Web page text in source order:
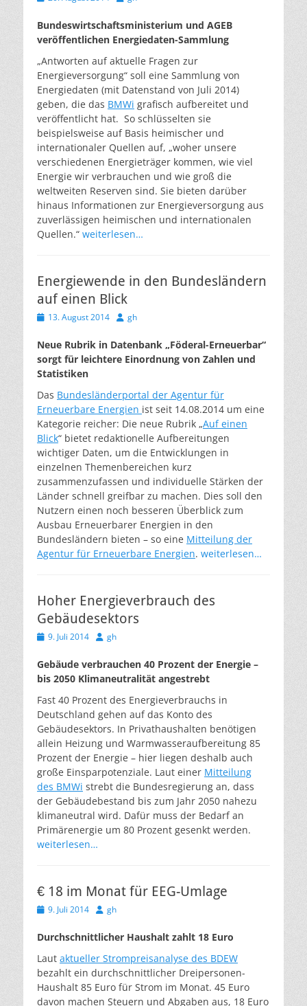
Bundeswirtschaftsministerium und AGEB
veröffentlichen Energiedaten-Sammlung
„Antworten auf aktuelle Fragen zur
Energieversorgung“ soll eine Sammlung von
Energiedaten (mit Datenstand von Juli 2014)
geben, die das BMWi grafisch aufbereitet und
veröffentlicht hat. So schlüsselten sie
beispielsweise auf Basis heimischer und
internationaler Quellen auf, „woher unsere
verschiedenen Energieträger kommen, wie viel
Energie wir verbrauchen und wie groß die
weltweiten Reserven sind. Sie bieten darüber
hinaus Informationen zur Energieversorgung aus
zuverlässigen heimischen und internationalen
Quellen.“ weiterlesen…
Energiewende in den Bundesländern
auf einen Blick
Veröffentlicht
13. August 2014 Autor
gh
Neue Rubrik in Datenbank „Föderal-Erneuerbar“
sorgt für leichtere Einordnung von Zahlen und
Statistiken
Das Bundesländerportal der Agentur für
Erneuerbare Energien ist seit 14.08.2014 um eine
Kategorie reicher: Die neue Rubrik „Auf einen
Blick“ bietet redaktionelle Aufbereitungen
wichtiger Daten, um die Entwicklungen in
einzelnen Themenbereichen kurz
zusammenzufassen und individuelle Stärken der
Länder schnell greifbar zu machen. Dies soll den
Nutzern einen noch besseren Überblick zum
Ausbau Erneuerbarer Energien in den
Bundesländern bieten – so eine Mitteilung der
Agentur für Erneuerbare Energien. weiterlesen…
Hoher Energieverbrauch des
Gebäudesektors
Veröffentlicht
9. Juli 2014 Autor
gh
Gebäude verbrauchen 40 Prozent der Energie –
bis 2050 Klimaneutralität angestrebt
Fast 40 Prozent des Energieverbrauchs in
Deutschland gehen auf das Konto des
Gebäudesektors. In Privathaushalten benötigen
allein Heizung und Warmwasseraufbereitung 85
Prozent der Energie – hier liegen deshalb auch
große Einsparpotenziale. Laut einer Mitteilung
des BMWi strebt die Bundesregierung an, dass
der Gebäudebestand bis zum Jahr 2050 nahezu
klimaneutral wird. Dafür muss der Bedarf an
Primärenergie um 80 Prozent gesenkt werden.
weiterlesen…
€ 18 im Monat für EEG-Umlage
Veröffentlicht
9. Juli 2014 Autor
gh
Durchschnittlicher Haushalt zahlt 18 Euro
Laut aktueller Strompreisanalyse des BDEW
bezahlt ein durchschnittlicher Dreipersonen-
Haushalt 85 Euro für Strom im Monat. 45 Euro
davon machen Steuern und Abgaben aus, 18 Euro